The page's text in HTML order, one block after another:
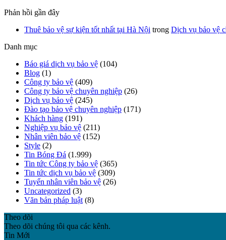
Phản hồi gần đây
Thuê bảo vệ sự kiện tốt nhất tại Hà Nội trong Dịch vụ bảo vệ
Danh mục
Báo giá dịch vụ bảo vệ (104)
Blog (1)
Công ty bảo vệ (409)
Công ty bảo vệ chuyên nghiệp (26)
Dịch vụ bảo vệ (245)
Đào tạo bảo vệ chuyên nghiệp (171)
Khách hàng (191)
Nghiệp vụ bảo vệ (211)
Nhân viên bảo vệ (152)
Style (2)
Tin Bóng Đá (1.999)
Tin tức Công ty bảo vệ (365)
Tin tức dịch vụ bảo vệ (309)
Tuyển nhân viên bảo vệ (26)
Uncategorized (3)
Văn bản pháp luật (8)
Theo dõi
Theo dõi chúng tôi qua các kênh.
Tin Mới